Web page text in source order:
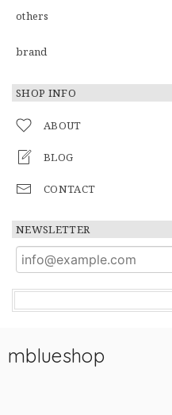
others
brand
SHOP INFO
ABOUT
BLOG
CONTACT
NEWSLETTER
mblueshop